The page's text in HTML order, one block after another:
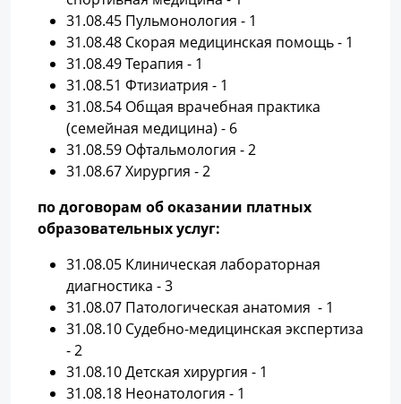
31.08.45 Пульмонология - 1
31.08.48 Скорая медицинская помощь - 1
31.08.49 Терапия - 1
31.08.51 Фтизиатрия - 1
31.08.54 Общая врачебная практика
(семейная медицина) - 6
31.08.59 Офтальмология - 2
31.08.67 Хирургия - 2
по договорам об оказании платных
образовательных услуг:
31.08.05 Клиническая лабораторная
диагностика - 3
31.08.07 Патологическая анатомия - 1
31.08.10 Судебно-медицинская экспертиза
- 2
31.08.10 Детская хирургия - 1
31.08.18 Неонатология - 1